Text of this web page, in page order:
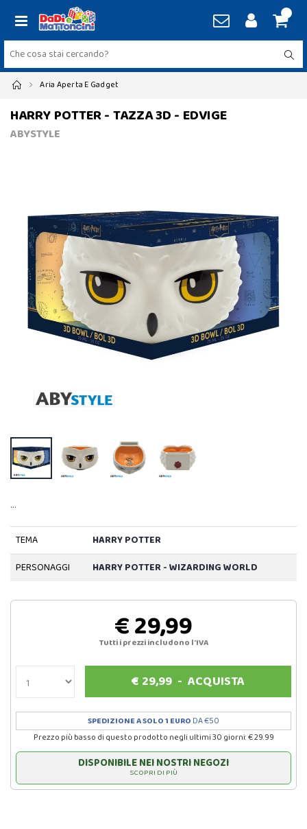
Aria Aperta E Gadget
HARRY POTTER - TAZZA 3D - EDVIGE
ABYSTYLE
…
TEMA
HARRY POTTER
PERSONAGGI
HARRY POTTER - WIZARDING WORLD
€ 29,99
Tutti i prezzi includono l'IVA
€ 29,99 -ACQUISTA
SPEDIZIONE A SOLO 1 EURO DA €50
Prezzo più basso di questo prodotto negli ultimi 30 giorni: € 29.99
DISPONIBILE NEI NOSTRI NEGOZI
SCOPRI DI PIÙ